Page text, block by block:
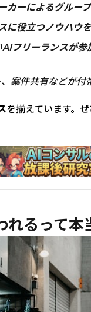
ーによるグルー
に役立つノウハウ
フリーランスが参
案件共有などが付
を揃えています。
れるって本